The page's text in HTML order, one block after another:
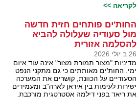
לקריאה >>
החות'ים פותחים חזית חדשה
מול סעודיה שעלולה להביא
להסלמה אזורית
26 ב יולי 2026
מדיניות "מצור תמורת מצור" אינה עוד איום
ימי. החות'ים מאותתים כי גם מתקני הנפט
הסעודיים על הכוונת, קושרים את המערכה
ישירות לעימות בין איראן לארה"ב ומעמידים
את ריאד בפני דילמה אסטרטגית מורכבת.